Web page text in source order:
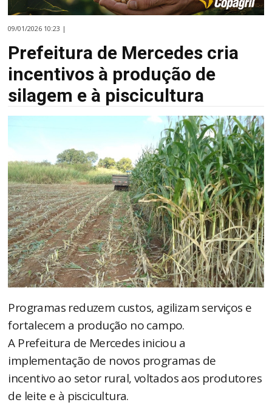
09/01/2026 10:23 |
Prefeitura de Mercedes cria
incentivos à produção de
silagem e à piscicultura
Programas reduzem custos, agilizam serviços e
fortalecem a produção no campo.
A Prefeitura de Mercedes iniciou a
implementação de novos programas de
incentivo ao setor rural, voltados aos produtores
de leite e à piscicultura.